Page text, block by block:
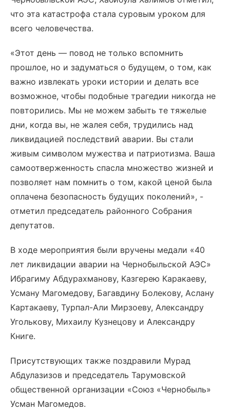
что эта катастрофа стала суровым уроком для
всего человечества.
«Этот день — повод не только вспомнить
прошлое, но и задуматься о будущем, о том, как
важно извлекать уроки истории и делать все
возможное, чтобы подобные трагедии никогда не
повторились. Мы не можем забыть те тяжелые
дни, когда вы, не жалея себя, трудились над
ликвидацией последствий аварии. Вы стали
живым символом мужества и патриотизма. Ваша
самоотверженность спасла множество жизней и
позволяет нам помнить о том, какой ценой была
оплачена безопасность будущих поколений», -
отметил председатель районного Собрания
депутатов.
В ходе мероприятия были вручены медали «40
лет ликвидации аварии на Чернобыльской АЭС»
Ибрагиму Абдурахманову, Казгерею Каракаеву,
Усману Магомедову, Багавдину Болекову, Аслану
Картакаеву, Турпал-Али Мирзоеву, Александру
Уголькову, Михаилу Кузнецову и Александру
Книге.
Присутствующих также поздравили Мурад
Абдулазизов и председатель Тарумовской
общественной организации «Союз «Чернобыль»
Усман Магомедов.